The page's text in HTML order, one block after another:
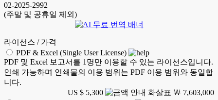
02-2025-2992
(주말 및 공휴일 제외)
라이선스 / 가격
PDF & Excel (Single User License)
PDF 및 Excel 보고서를 1명만 이용할 수 있는 라이선스입니다.
인쇄 가능하며 인쇄물의 이용 범위는 PDF 이용 범위와 동일합
니다.
US $ 5,300
￦ 7,603,000